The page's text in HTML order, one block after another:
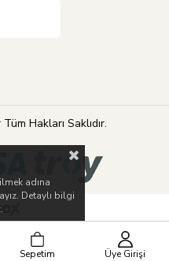
Hakları Saklıdır.
adına
Detaylı bilgi
Sepetim Üye Girişi